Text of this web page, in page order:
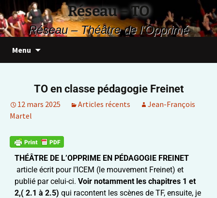
Réseau – TO
Réseau – Théâtre de l'Opprimé
Menu
TO en classe pédagogie Freinet
12 mars 2025 Articles récents
Jean-François
Martel
THÉÂTRE DE L’OPPRIME EN PÉDAGOGIE FREINET
article écrit pour l’ICEM (le mouvement Freinet) et
publié par celui-ci. Voir notamment les chapitres 1 et
2,( 2.1 à 2.5) qui racontent les scènes de TF, ensuite, je